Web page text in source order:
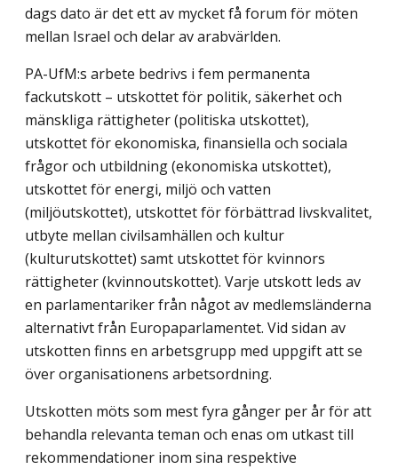
dags dato är det ett av mycket få forum för möten
mellan Israel och delar av arabvärlden.
PA-UfM:s arbete bedrivs i fem permanenta
fackutskott – utskottet för politik, säkerhet och
mänskliga rättigheter (politiska utskottet),
utskottet för ekonomiska, finansiella och sociala
frågor och utbildning (ekonomiska utskottet),
utskottet för energi, miljö och vatten
(miljöutskottet), utskottet för förbättrad livskvalitet,
utbyte mellan civilsamhällen och kultur
(kulturutskottet) samt utskottet för kvinnors
rättigheter (kvinnoutskottet). Varje utskott leds av
en parlamentariker från något av medlemsländerna
alternativt från Europaparlamentet. Vid sidan av
utskotten finns en arbetsgrupp med uppgift att se
över organisationens arbetsordning.
Utskotten möts som mest fyra gånger per år för att
behandla relevanta teman och enas om utkast till
rekommendationer inom sina respektive